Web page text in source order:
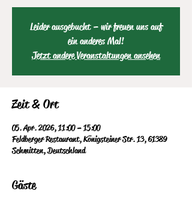
Leider ausgebucht – wir freuen uns auf
ein anderes Mal!
Jetzt andere Veranstaltungen ansehen
Zeit & Ort
05. Apr. 2026, 11:00 – 15:00
Feldberger Restaurant, Königsteiner Str. 13, 61389
Schmitten, Deutschland
Gäste